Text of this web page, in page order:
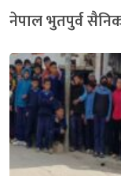
नेपाल भुतपुर्व